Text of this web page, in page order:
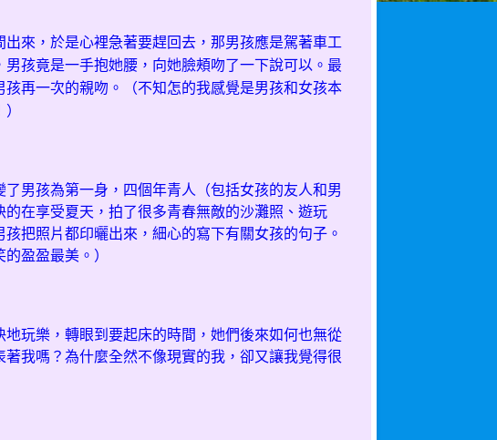
來，於是心裡急著要趕回去，那男孩應是駕著車工
孩竟是一手抱她腰，向她臉頰吻了一下說可以。最
孩再一次的親吻。（不知怎的我感覺是男孩和女孩本
男孩為第一身，四個年青人（包括女孩的友人和男
在享受夏天，拍了很多青春無敵的沙灘照、遊玩
把照片都印曬出來，細心的寫下有關女孩的句子。
盈盈最美。）
玩樂，轉眼到要起床的時間，她們後來如何也無從
我嗎？為什麼全然不像現實的我，卻又讓我覺得很